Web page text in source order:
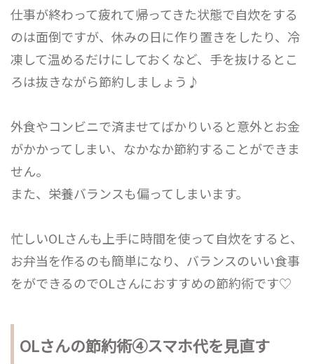
仕事が終わって疲れて帰ってきた状態で自炊をする
のは面倒ですが、休みの日に作り置きをしたり、冷
凍して温めるだけにしておくなど、手を抜けるとこ
ろは抜きながら節約しましょう♪
外食やコンビニで済ませてばかりいると意外とお金
がかかってしまい、なかなか節約することができま
せん。
また、栄養バランスも偏ってしまいます。
忙しいOLさんも上手に時間を使って自炊をすると、
お弁当を作るのも簡単になり、バランスのいい食事
をができるのでOLさんにおすすめの節約術です♡
OLさんの節約術④スマホ代を見直す